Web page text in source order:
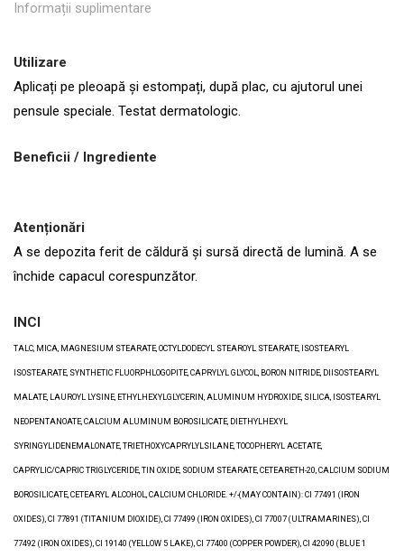
Informații suplimentare
Utilizare
Aplicați pe pleoapă și estompați, după plac, cu ajutorul unei
pensule speciale. Testat dermatologic.
Beneficii / Ingrediente
Atenționări
A se depozita ferit de căldură și sursă directă de lumină. A se
închide capacul corespunzător.
INCI
TALC, MICA, MAGNESIUM STEARATE, OCTYLDODECYL STEAROYL STEARATE, ISOSTEARYL
ISOSTEARATE, SYNTHETIC FLUORPHLOGOPITE, CAPRYLYL GLYCOL, BORON NITRIDE, DIISOSTEARYL
MALATE, LAUROYL LYSINE, ETHYLHEXYLGLYCERIN, ALUMINUM HYDROXIDE, SILICA, ISOSTEARYL
NEOPENTANOATE, CALCIUM ALUMINUM BOROSILICATE, DIETHYLHEXYL
SYRINGYLIDENEMALONATE, TRIETHOXYCAPRYLYLSILANE, TOCOPHERYL ACETATE,
CAPRYLIC/CAPRIC TRIGLYCERIDE, TIN OXIDE, SODIUM STEARATE, CETEARETH-20, CALCIUM SODIUM
BOROSILICATE, CETEARYL ALCOHOL, CALCIUM CHLORIDE. +/-(MAY CONTAIN): CI 77491 (IRON
OXIDES), CI 77891 (TITANIUM DIOXIDE), CI 77499 (IRON OXIDES), CI 77007 (ULTRAMARINES), CI
77492 (IRON OXIDES), CI 19140 (YELLOW 5 LAKE), CI 77400 (COPPER POWDER), CI 42090 (BLUE 1